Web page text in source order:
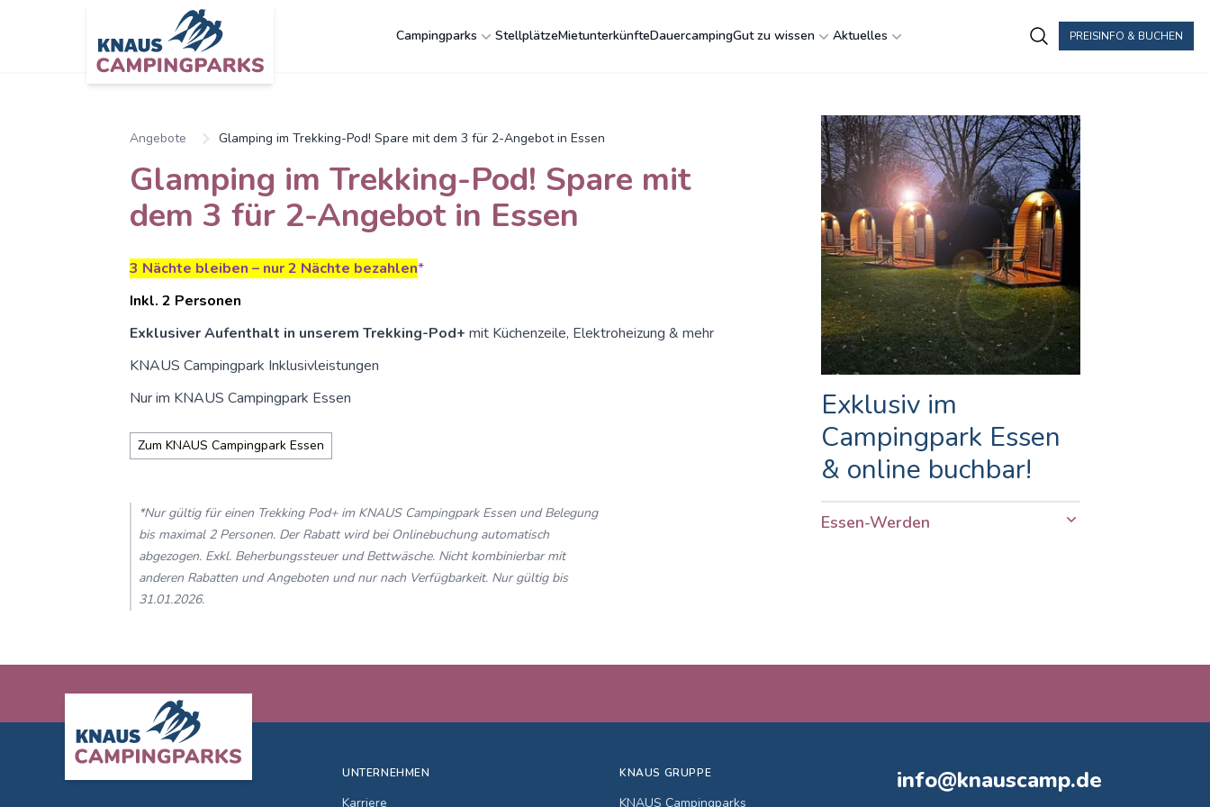
Zum Hauptinhalt springen
PREISINFO & BUCHEN
Campingparks StellplätzeMietunterkünfteDauercampingGut zu wissen Aktuelles
Angebote Glamping im Trekking-Pod! Spare mit dem 3 für 2-Angebot in Essen
Glamping im Trekking-Pod! Spare mit
dem 3 für 2-Angebot in Essen
3 Nächte bleiben – nur 2 Nächte bezahlen*
Inkl. 2 Personen
Exklusiver Aufenthalt in unserem Trekking-Pod+ mit Küchenzeile, Elektroheizung & mehr
KNAUS Campingpark Inklusivleistungen
Nur im KNAUS Campingpark Essen
Zum KNAUS Campingpark Essen
*Nur gültig für einen Trekking Pod+ im KNAUS Campingpark Essen und Belegung
bis maximal 2 Personen. Der Rabatt wird bei Onlinebuchung automatisch
abgezogen. Exkl. Beherbungssteuer und Bettwäsche. Nicht kombinierbar mit
anderen Rabatten und Angeboten und nur nach Verfügbarkeit. Nur gültig bis
31.01.2026.
Exklusiv im
Campingpark Essen
& online buchbar!
Essen-Werden
UNTERNEHMEN
Karriere
KNAUS GRUPPE
KNAUS Campingparks
info@knauscamp.de